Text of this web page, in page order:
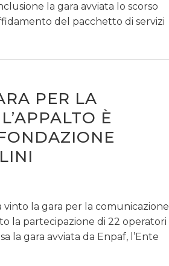
la gara avviata lo scorso
del pacchetto di servizi
PER LA
È
la gara per la comunicazione
la partecipazione di 22 operatori
la gara avviata da Enpaf, l’Ente